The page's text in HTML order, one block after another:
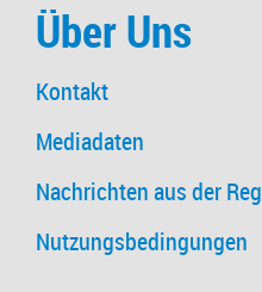
Über Uns
Kontakt
Mediadaten
Nachrichten aus der
Nutzungsbedingungen